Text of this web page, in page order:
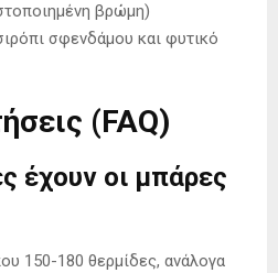
βρώμη)
σφενδάμου και φυτικό
(FAQ)
έχουν οι μπάρες
150-180 θερμίδες, ανάλογα